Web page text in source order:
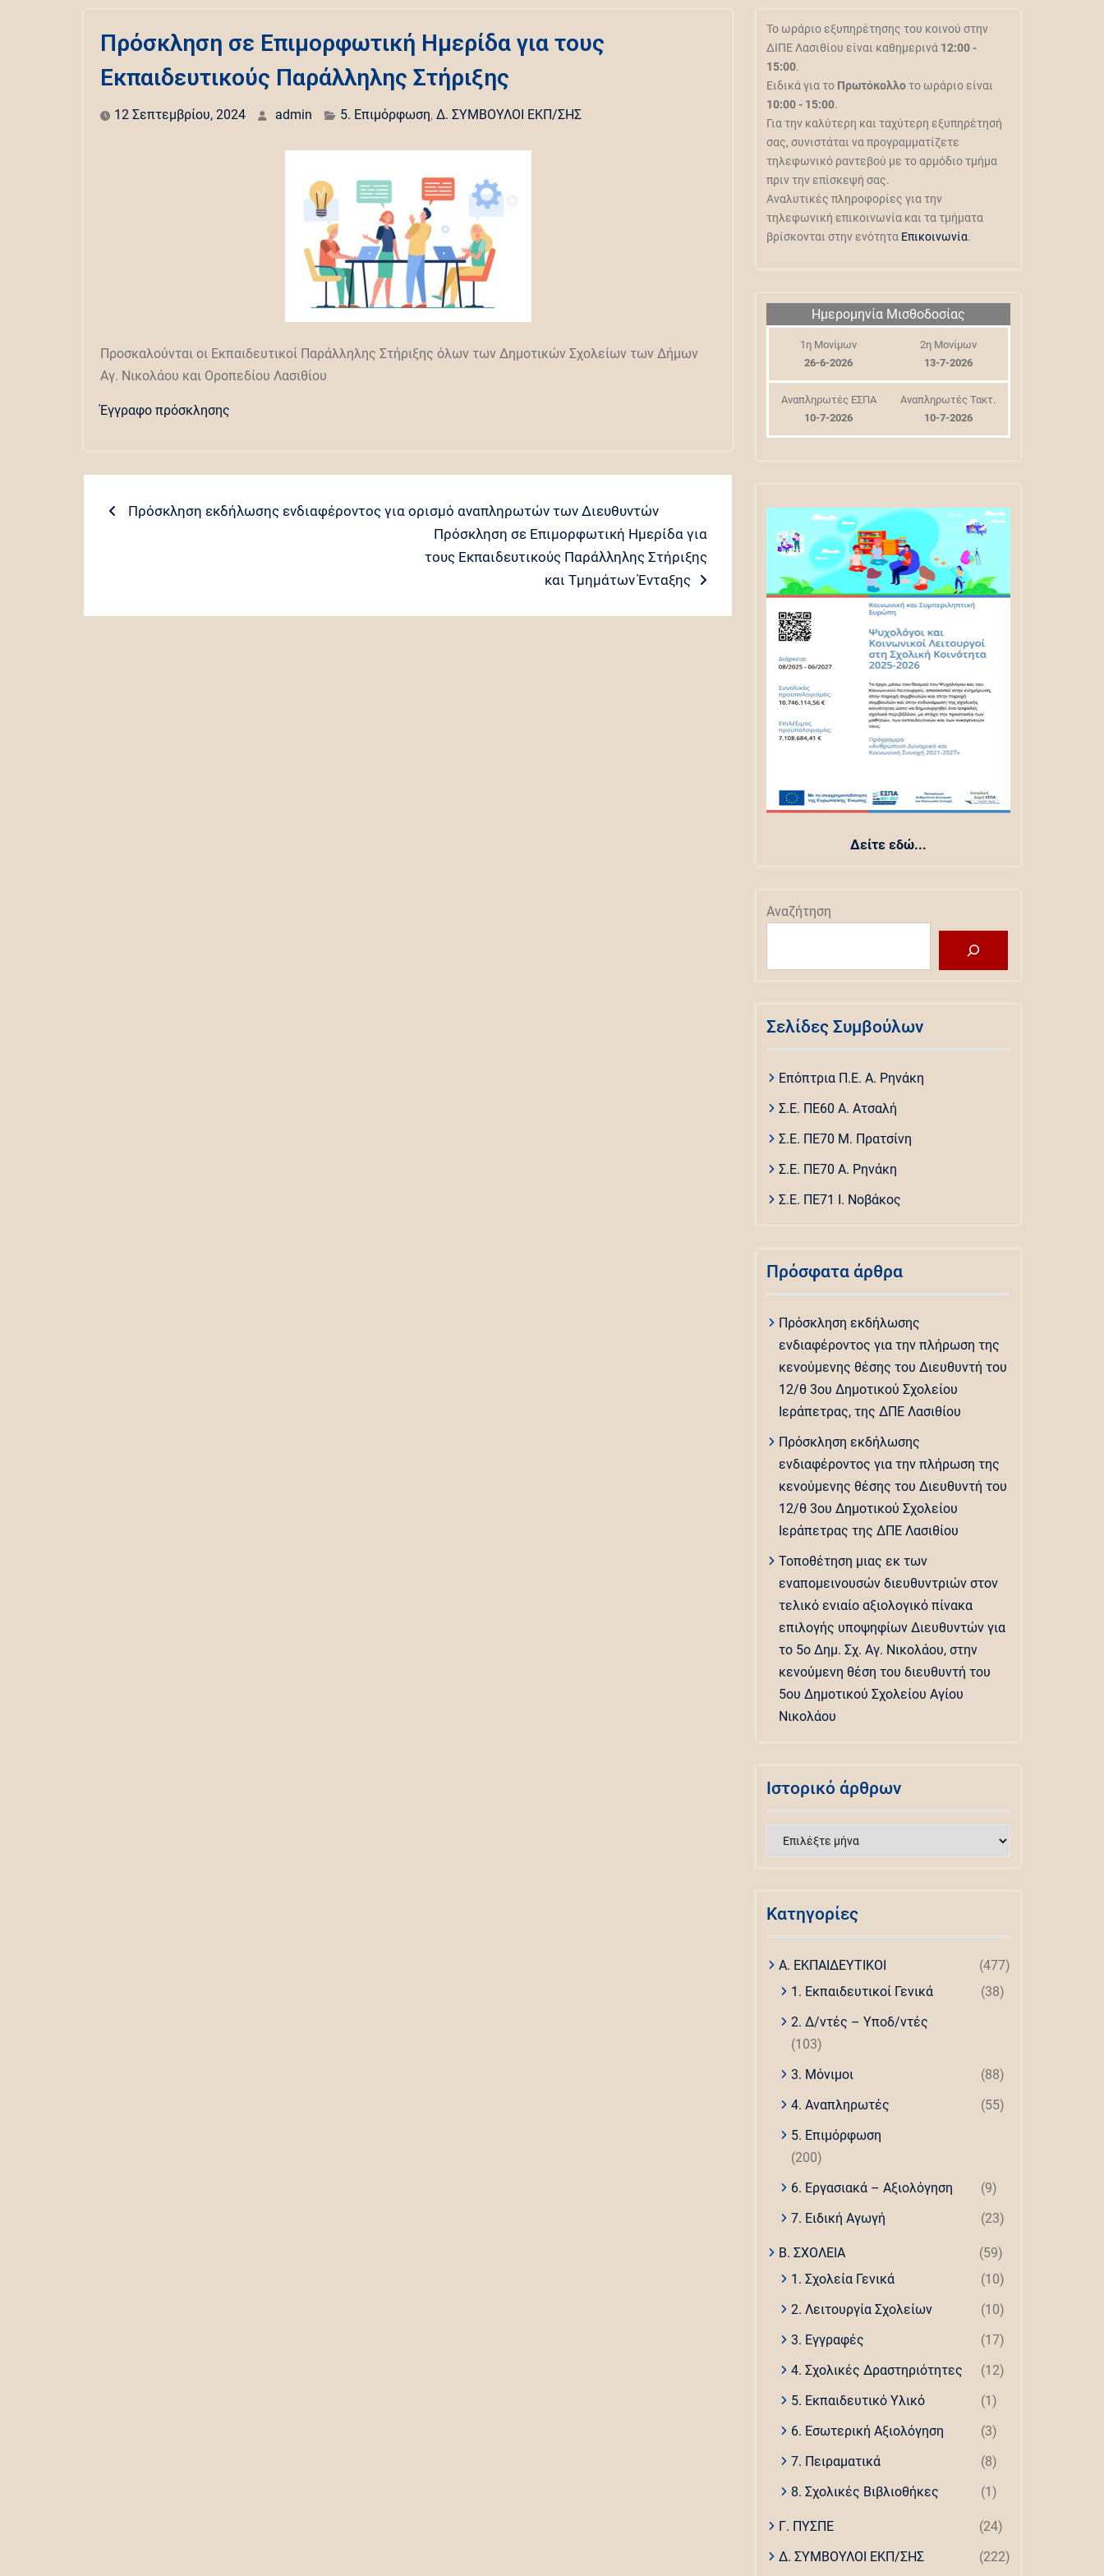
Πρόσκληση σε Επιμορφωτική Ημερίδα για τους
Εκπαιδευτικούς Παράλληλης Στήριξης
12 Σεπτεμβρίου, 2024 admin 5. Επιμόρφωση, Δ. ΣΥΜΒΟΥΛΟΙ ΕΚΠ/ΣΗΣ
Προσκαλούνται οι Εκπαιδευτικοί Παράλληλης Στήριξης όλων των Δημοτικών Σχολείων των Δήμων
Αγ. Νικολάου και Οροπεδίου Λασιθίου
Έγγραφο πρόσκλησης
Πλοήγηση
Previous
Πρόσκληση εκδήλωσης ενδιαφέροντος για ορισμό αναπληρωτών των Διευθυντών
Next
post:
Πρόσκληση σε Επιμορφωτική Ημερίδα για
τους Εκπαιδευτικούς Παράλληλης Στήριξης
και Τμημάτων Ένταξης
Το ωράριο εξυπηρέτησης του κοινού στην
ΔΙΠΕ Λασιθίου είναι καθημερινά 12:00 -
15:00.
Ειδικά για το Πρωτόκολλοτο ωράριο είναι
10:00 - 15:00.
Για την καλύτερη και ταχύτερη εξυπηρέτησή
σας, συνιστάται να προγραμματίζετε
τηλεφωνικό ραντεβού με το αρμόδιο τμήμα
πριν την επίσκεψή σας.
Αναλυτικές πληροφορίες για την
τηλεφωνική επικοινωνία και τα τμήματα
βρίσκονται στην ενότητα Επικοινωνία.
Ημερομηνία Μισθοδοσίας
1η Μονίμων
26-6-2026
2η Μονίμων
13-7-2026
Αναπληρωτές ΕΣΠΑ
10-7-2026
Αναπληρωτές Τακτ.
10-7-2026
Δείτε εδώ...
Αναζήτηση
Σελίδες Συμβούλων
Επόπτρια Π.Ε. Α. Ρηνάκη
Σ.Ε. ΠΕ60 Α. Ατσαλή
Σ.Ε. ΠΕ70 Μ. Πρατσίνη
Σ.Ε. ΠΕ70 Α. Ρηνάκη
Σ.Ε. ΠΕ71 Ι. Νοβάκος
Πρόσφατα άρθρα
Πρόσκληση εκδήλωσης
ενδιαφέροντος για την πλήρωση της
κενούμενης θέσης του Διευθυντή του
12/θ 3ου Δημοτικού Σχολείου
Ιεράπετρας, της ΔΠΕ Λασιθίου
Πρόσκληση εκδήλωσης
ενδιαφέροντος για την πλήρωση της
κενούμενης θέσης του Διευθυντή του
12/θ 3ου Δημοτικού Σχολείου
Ιεράπετρας της ΔΠΕ Λασιθίου
Τοποθέτηση μιας εκ των
εναπομεινουσών διευθυντριών στον
τελικό ενιαίο αξιολογικό πίνακα
επιλογής υποψηφίων Διευθυντών για
το 5ο Δημ. Σχ. Αγ. Νικολάου, στην
κενούμενη θέση του διευθυντή του
5ου Δημοτικού Σχολείου Αγίου
Νικολάου
Ιστορικό άρθρων
Ιστορικό
άρθρων
Kατηγορίες
Α. ΕΚΠΑΙΔΕΥΤΙΚΟΙ
(477)
1. Εκπαιδευτικοί Γενικά
(38)
2. Δ/ντές – Υποδ/ντές
(103)
3. Μόνιμοι
(88)
4. Αναπληρωτές
(55)
5. Επιμόρφωση
(200)
6. Εργασιακά – Αξιολόγηση
(9)
7. Ειδική Αγωγή
(23)
Β. ΣΧΟΛΕΙΑ
(59)
1. Σχολεία Γενικά
(10)
2. Λειτουργία Σχολείων
(10)
3. Εγγραφές
(17)
4. Σχολικές Δραστηριότητες
(12)
5. Εκπαιδευτικό Υλικό
(1)
6. Εσωτερική Αξιολόγηση
(3)
7. Πειραματικά
(8)
8. Σχολικές Βιβλιοθήκες
(1)
Γ. ΠΥΣΠΕ
(24)
Δ. ΣΥΜΒΟΥΛΟΙ ΕΚΠ/ΣΗΣ
(222)